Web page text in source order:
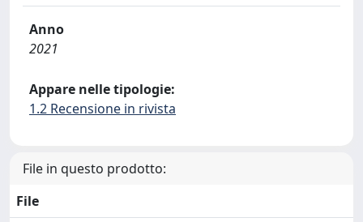
Anno
2021
Appare nelle tipologie:
1.2 Recensione in rivista
File in questo prodotto:
File